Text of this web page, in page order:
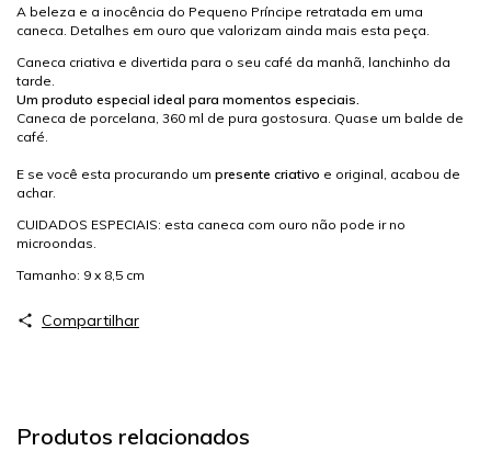
A beleza e a inocência do Pequeno Príncipe retratada em uma
caneca. Detalhes em ouro que valorizam ainda mais esta peça.
Caneca criativa e divertida para o seu café da manhã, lanchinho da
tarde.
Um produto especial ideal para momentos especiais.
Caneca de porcelana, 360 ml de pura gostosura. Quase um balde de
café.
E se você esta procurando um presente criativo e original, acabou de
achar.
CUIDADOS ESPECIAIS: esta caneca com ouro não pode ir no
microondas.
Tamanho: 9 x 8,5 cm
Compartilhar
Produtos relacionados